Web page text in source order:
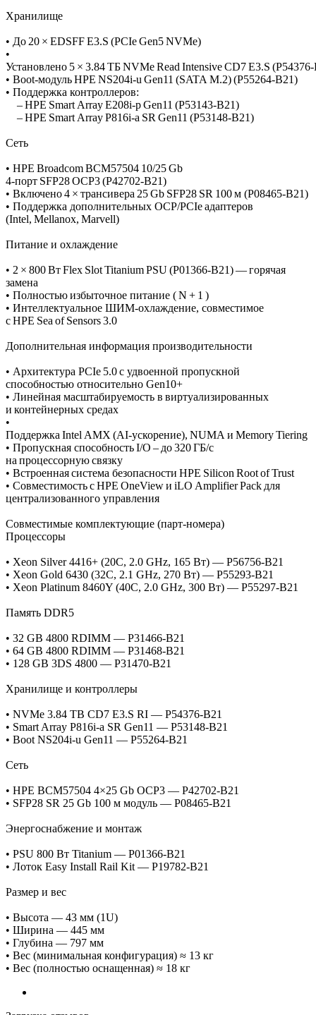
Хранилище
• До 20 × EDSFF E3.S (PCIe Gen5 NVMe)
•
Установлено 5 × 3.84 ТБ NVMe Read Intensive CD7 E3.S
• Boot‑модуль HPE NS204i‑u Gen11 (SATA M.2) (P55264‑B21)
• Поддержка контроллеров:
– HPE Smart Array E208i‑p Gen11 (P53143‑B21)
– HPE Smart Array P816i‑a SR Gen11 (P53148‑B21)
Сеть
• HPE Broadcom BCM57504 10/25 Gb
4‑порт SFP28 OCP3 (P42702‑B21)
• Включено 4 × трансивера 25 Gb SFP28 SR 100 м (P08465‑B21)
• Поддержка дополнительных OCP/PCIe адаптеров
(Intel, Mellanox, Marvell)
Питание и охлаждение
• 2 × 800 Вт Flex Slot Titanium PSU (P01366‑B21) — горячая
замена
• Полностью избыточное питание ( N + 1 )
• Интеллектуальное ШИМ‑охлаждение, совместимое
с HPE Sea of Sensors 3.0
Дополнительная информация производительности
• Архитектура PCIe 5.0 с удвоенной пропускной
способностью относительно Gen10+
• Линейная масштабируемость в виртуализированных
и контейнерных средах
•
Поддержка Intel AMX (AI‑ускорение), NUMA и Memory Tiering
• Пропускная способность I/O – до 320 ГБ/с
на процессорную связку
• Встроенная система безопасности HPE Silicon Root of Trust
• Совместимость с HPE OneView и iLO Amplifier Pack для
централизованного управления
Совместимые комплектующие (парт‑номера)
Процессоры
• Xeon Silver 4416+ (20C, 2.0 GHz, 165 Вт) — P56756‑B21
• Xeon Gold 6430 (32C, 2.1 GHz, 270 Вт) — P55293‑B21
• Xeon Platinum 8460Y (40C, 2.0 GHz, 300 Вт) — P55297‑B21
Память DDR5
• 32 GB 4800 RDIMM — P31466‑B21
• 64 GB 4800 RDIMM — P31468‑B21
• 128 GB 3DS 4800 — P31470‑B21
Хранилище и контроллеры
• NVMe 3.84 TB CD7 E3.S RI — P54376‑B21
• Smart Array P816i‑a SR Gen11 — P53148‑B21
• Boot NS204i‑u Gen11 — P55264‑B21
Сеть
• HPE BCM57504 4×25 Gb OCP3 — P42702‑B21
• SFP28 SR 25 Gb 100 м модуль — P08465‑B21
Энергоснабжение и монтаж
• PSU 800 Вт Titanium — P01366‑B21
• Лоток Easy Install Rail Kit — P19782‑B21
Размер и вес
• Высота — 43 мм (1U)
• Ширина — 445 мм
• Глубина — 797 мм
• Вес (минимальная конфигурация) ≈ 13 кг
• Вес (полностью оснащенная) ≈ 18 кг